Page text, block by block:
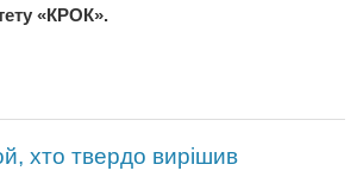
«КРОК».
хто твердо вирішив